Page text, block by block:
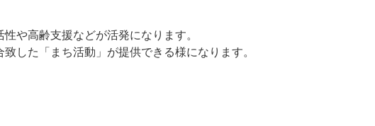
や高齢支援などが活発になります。
した「まち活動」が提供できる様になります。